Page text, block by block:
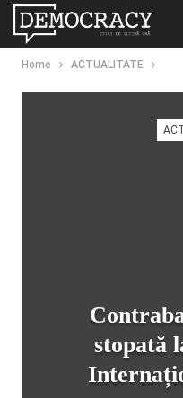
Home ACTUALITATE
stopată